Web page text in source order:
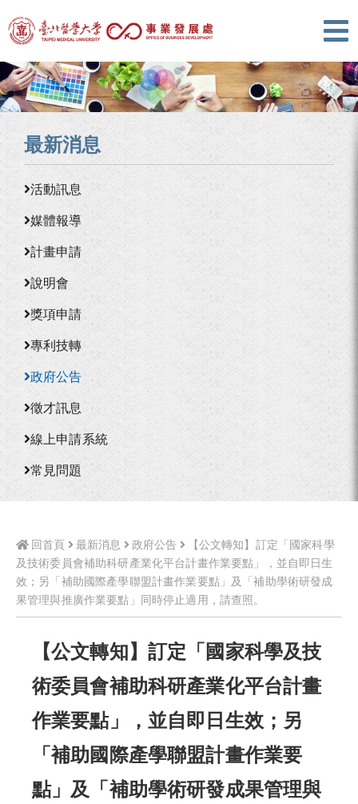
最新消息
活動訊息
媒體報導
計畫申請
說明會
獎項申請
專利技轉
政府公告
徵才訊息
線上申請系統
常見問題
回首頁 最新消息 政府公告
【公文轉知】訂定「國家科學
及技術委員會補助科研產業化平台計畫作業要點」，並自即日生
效；另「補助國際產學聯盟計畫作業要點」及「補助學術研發成
果管理與推廣作業要點」同時停止適用，請查照。
【公文轉知】訂定「國家科學及技
術委員會補助科研產業化平台計畫
作業要點」，並自即日生效；另
「補助國際產學聯盟計畫作業要
點」及「補助學術研發成果管理與